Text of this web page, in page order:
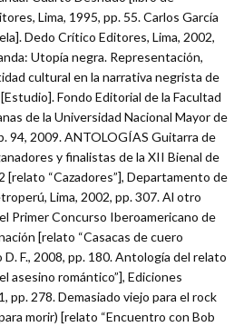
Lima, 1995, pp. 55. Carlos García
Dedo Crítico Editores, Lima, 2002,
Utopía negra. Representación,
cultural en la narrativa negrista de
Fondo Editorial de la Facultad
de la Universidad Nacional Mayor de
94, 2009. ANTOLOGÍAS Guitarra de
y finalistas de la XII Bienal de
[relato “Cazadores”], Departamento de
Lima, 2002, pp. 307. Al otro
Primer Concurso Iberoamericano de
[relato “Casacas de cuero
F., 2008, pp. 180. Antología del relato
asesino romántico”], Ediciones
pp. 278. Demasiado viejo para el rock
morir) [relato “Encuentro con Bob